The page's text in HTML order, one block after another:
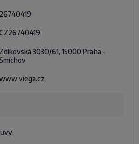
26740419
Zdíkovská 3030/61, 15000 Praha -